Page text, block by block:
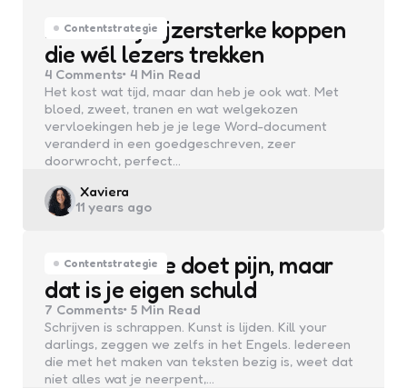
Contentstrategie
Zo maak je ijzersterke koppen
die wél lezers trekken
4 Comments 4 Min Read
Het kost wat tijd, maar dan heb je ook wat. Met
bloed, zweet, tranen en wat welgekozen
vervloekingen heb je je lege Word-document
veranderd in een goedgeschreven, zeer
doorwrocht, perfect…
Posted
by
Xaviera
11 years ago
Contentstrategie
Eindredactie doet pijn, maar
dat is je eigen schuld
7 Comments 5 Min Read
Schrijven is schrappen. Kunst is lijden. Kill your
darlings, zeggen we zelfs in het Engels. Iedereen
die met het maken van teksten bezig is, weet dat
niet alles wat je neerpent,…